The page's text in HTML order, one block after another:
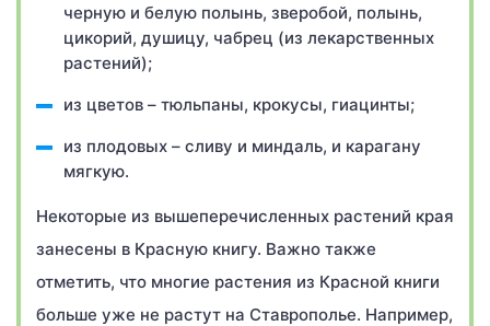
черную и белую полынь, зверобой, полынь,
цикорий, душицу, чабрец (из лекарственных
растений);
из цветов – тюльпаны, крокусы, гиацинты;
из плодовых – сливу и миндаль, и карагану
мягкую.
Некоторые из вышеперечисленных растений края
занесены в Красную книгу. Важно также
отметить, что многие растения из Красной книги
больше уже не растут на Ставрополье. Например,